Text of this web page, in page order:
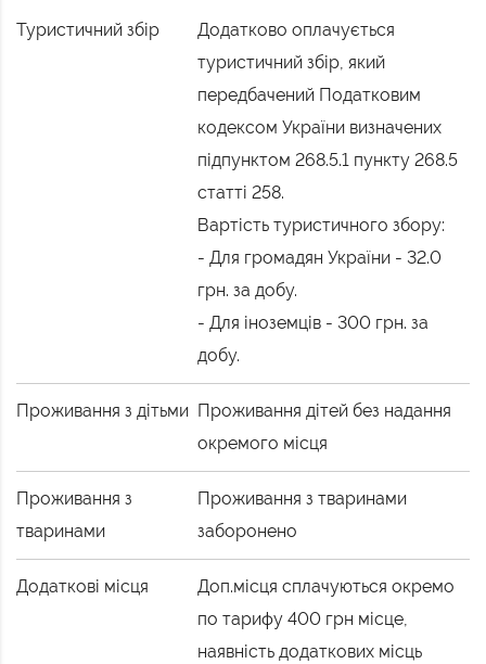
Туристичний збір
Додатково оплачується
туристичний збір, який
передбачений Податковим
кодексом України визначених
підпунктом 268.5.1 пункту 268.5
статті 258.
Вартість туристичного збору:
- Для громадян України - 32.0
грн. за добу.
- Для іноземців - 300 грн. за
добу.
Проживання з дітьми Проживання дітей без надання
окремого місця
Проживання з
тваринами
Проживання з тваринами
заборонено
Додаткові місця
Доп.місця сплачуються окремо
по тарифу 400 грн місце,
наявність додаткових місць